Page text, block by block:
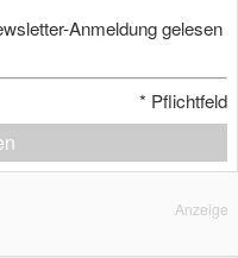
Anmeldung gelesen
* Pflichtfeld
Anzeige